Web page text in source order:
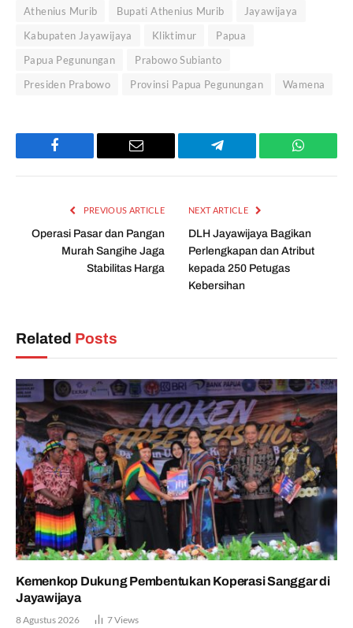
Athenius Murib Bupati Athenius Murib
Jayawijaya
Kabupaten Jayawijaya
Kliktimur
Papua
Papua Pegunungan
Prabowo Subianto
Presiden Prabowo
Provinsi Papua Pegunungan Wamena
Facebook Email Telegram
PREVIOUS ARTICLE
Operasi Pasar dan Pangan
Murah Sangihe Jaga
Stabilitas Harga
NEXT ARTICLE
DLH Jayawijaya Bagikan
Perlengkapan dan Atribut
kepada 250 Petugas
Kebersihan
Related Posts
Kemenkop Dukung Pembentukan Koperasi Sanggar di
Jayawijaya
8 Agustus 2026 7Views